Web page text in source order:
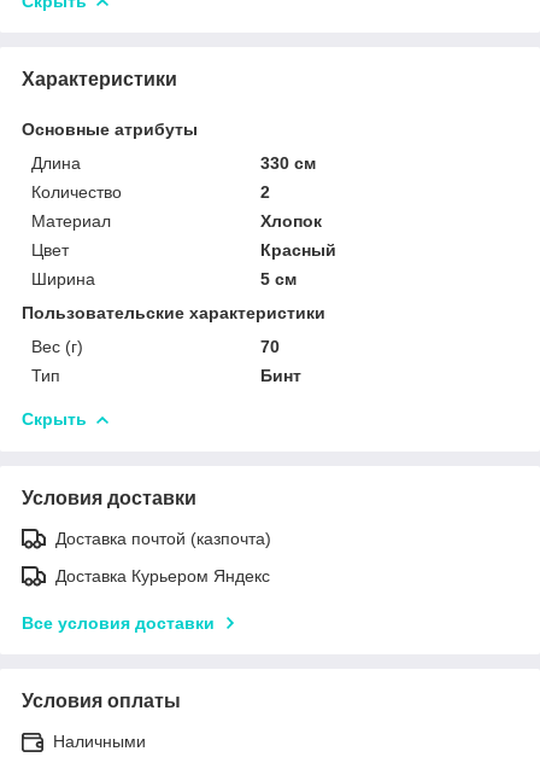
Характеристики
Основные атрибуты
Длина
330 см
Количество
2
Материал
Хлопок
Цвет
Красный
Ширина
5 см
Пользовательские характеристики
Вес (г)
70
Тип
Бинт
Скрыть
Условия доставки
Доставка почтой (казпочта)
Доставка Курьером Яндекс
Все условия доставки
Условия оплаты
Наличными